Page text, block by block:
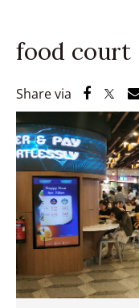
food court
Share via Share